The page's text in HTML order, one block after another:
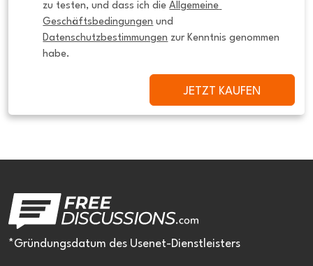
zu testen, und dass ich die Allgemeine
Geschäftsbedingungen
Datenschutzbestimmungen zur Kenntnis genommen
habe.
JETZT KAUFEN
*Gründungsdatum des Usenet-Dienstleisters